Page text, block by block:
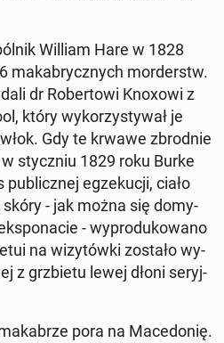
William Hare w 1828
ma­ka­brycz­nych mor­derstw.
dr Ro­ber­to­wi Knoxowi z
który wy­ko­rzy­sty­wał je
Gdy te krwawe zbrod­nie
stycz­niu 1829 roku Burke
pu­blicz­nej eg­ze­ku­cji, ciało
skóry - jak można się do­my­
- wy­pro­du­ko­wa­no
na wi­zy­tów­ki zostało wy­
z grzbie­tu lewej dłoni se­ryj­
pora na Ma­ce­do­nię.